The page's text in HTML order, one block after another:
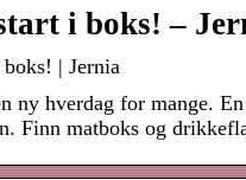
i boks! –
| Jernia
ny hverdag for mange.
Finn matboks og